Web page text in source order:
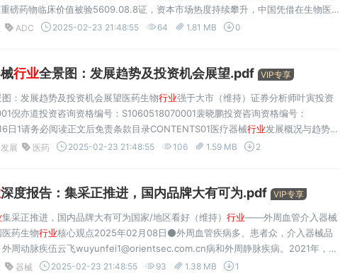
磅药物临床价值被验5609.08.8证，资本市场热度持续攀升，中国凭借在生物医
票家数（只）4968.96.5已成为全球ADC药物研发第一梯队，持续输出多笔海外
ADC 2025-02-23 21:48:55 64 1.81 MB 0
行业全景图：发展趋势及投资机会展望.pdf VIP专享
图：发展趋势及投资机会展望医药生物行业强于大市（维持）证券分析师叶寅投资
倪亦道投资咨询资格编号：S1060518070001裴晓鹏投资咨询资格编号：
1请务必阅读正文后免责条款目录CONTENTS01医疗器械行业发展概况与趋势
器械行业二级市场投资机会2201医疗器械行业
概况全球医疗器械市场稳步增长，
发展 医药 2025-02-23 21:48:55 106 1.59 MB 2
深度报告：集采正推进，国内品牌大有可为.pdf VIP专享
集采正推进，国内品牌大有可为国家/地区看好（维持） 行业——外周血管介入器械
药生物行业核心观点2025年02月08日⚫外周血管疾病多、患者众，介入器械品
周动脉疾伍云飞wuyunfei1@orientsec.com.cn病和外周静脉疾病。2021年，我
人，以下肢动脉病执业证书编号：S0860524020001变为主（可分为膝上和膝
器械 2025-02-23 21:48:55 93 1.38 MB 1